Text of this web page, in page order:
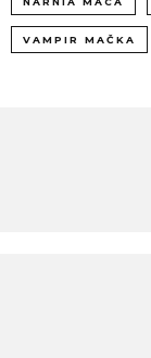
VAMPIR MAČKA